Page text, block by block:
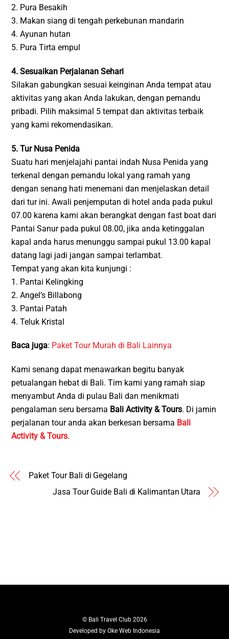
2. Pura Besakih
3. Makan siang di tengah perkebunan mandarin
4. Ayunan hutan
5. Pura Tirta empul
4. Sesuaikan Perjalanan Sehari
Silakan gabungkan sesuai keinginan Anda tempat atau
aktivitas yang akan Anda lakukan, dengan pemandu
pribadi. Pilih maksimal 5 tempat dan aktivitas terbaik
yang kami rekomendasikan.
5. Tur Nusa Penida
Suatu hari menjelajahi pantai indah Nusa Penida yang
terkenal dengan pemandu lokal yang ramah yang
dengan senang hati menemani dan menjelaskan detail
dari tur ini. Awali penjemputan di hotel anda pada pukul
07.00 karena kami akan berangkat dengan fast boat dari
Pantai Sanur pada pukul 08.00, jika anda ketinggalan
kapal anda harus menunggu sampai pukul 13.00 kapal
datang lagi jadi jangan sampai terlambat.
Tempat yang akan kita kunjungi :
1. Pantai Kelingking
2. Angel’s Billabong
3. Pantai Patah
4. Teluk Kristal
Baca juga: Paket Tour Murah di Bali Lainnya
Kami senang dapat menawarkan begitu banyak
petualangan hebat di Bali. Tim kami yang ramah siap
menyambut Anda di pulau Bali dan menikmati
pengalaman seru bersama Bali Activity & Tours. Di jamin
perjalanan tour anda akan berkesan bersama Bali
Activity & Tours.
Paket Tour Bali di Gegelang
Jasa Tour Guide Bali di Kalimantan Utara
© Bali Travel Club2026
Developed by Oke Web Indonesia